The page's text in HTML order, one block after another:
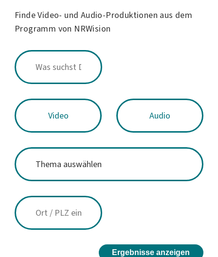
Finde Video- und Audio-Produktionen aus dem
Programm von NRWision
Video Audio
Ergebnisse anzeigen